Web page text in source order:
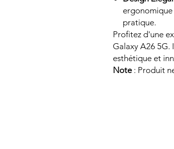
pratique.
Profitez d'une
Galaxy A26 5G.
esthétique et
Note: Produit